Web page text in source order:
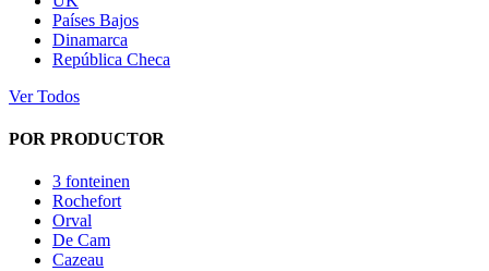
Países Bajos
Dinamarca
República Checa
Ver Todos
POR PRODUCTOR
3 fonteinen
Rochefort
Orval
De Cam
Cazeau